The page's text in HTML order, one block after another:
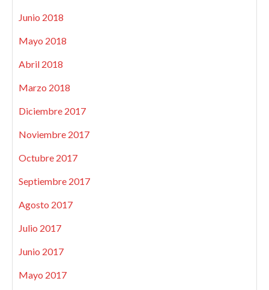
Junio 2018
Mayo 2018
Abril 2018
Marzo 2018
Diciembre 2017
Noviembre 2017
Octubre 2017
Septiembre 2017
Agosto 2017
Julio 2017
Junio 2017
Mayo 2017